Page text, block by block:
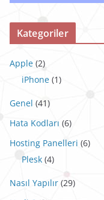
Kategoriler
Apple (2)
iPhone (1)
Genel (41)
Hata Kodları (6)
Hosting Panelleri (6)
Plesk (4)
Nasıl Yapılır (29)